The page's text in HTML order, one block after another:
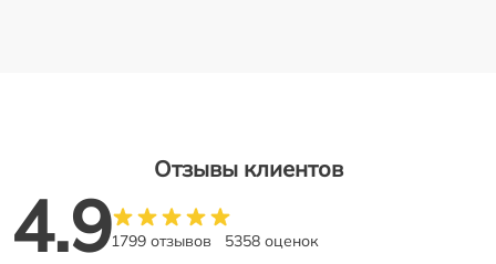
Отзывы клиентов
4.91799 отзывов 5358 оценок